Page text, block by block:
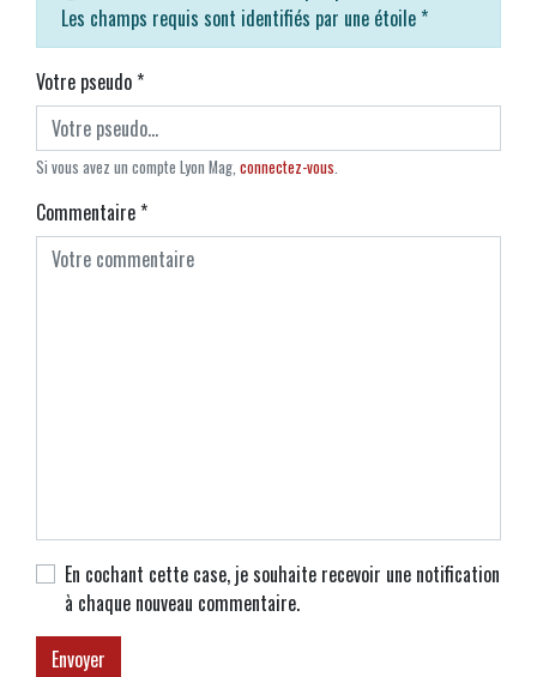
Les champs requis sont identifiés par une étoile *
Votre pseudo*
Si vous avez un compte Lyon Mag, connectez-vous
Commentaire*
En cochant cette case, je souhaite recevoir une notification
à chaque nouveau commentaire.